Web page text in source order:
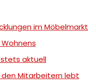
im Möbelmarkt
Wohnens
stets aktuell
den Mitarbeitern lebt